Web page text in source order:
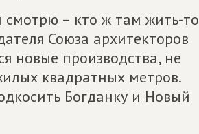
смотрю – кто ж там жить-то
Союза архитекторов
новые производства, не
квадратных метров.
Богданку и Новый